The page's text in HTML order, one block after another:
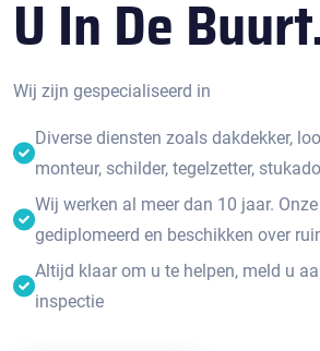
U In De
Wij zijn gespecialiseerd in
Diverse diensten zoals dakdekker,
monteur, schilder, tegelzetter,
Wij werken al meer dan 10 jaar.
gediplomeerd en beschikken over
Altijd klaar om u te helpen, meld u
inspectie